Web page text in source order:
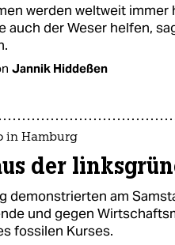
werden weltweit
auch der Weser helfen,
Jannik Hiddeßen
in Hamburg
der
demonstrierten am
und gegen
fossilen Kurses.